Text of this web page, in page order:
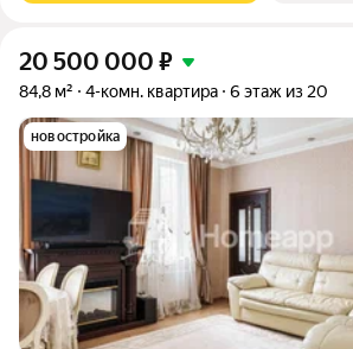
20 500 000 ₽
84,8 м² 4-комн. квартира 6 этаж из 20
новостройка